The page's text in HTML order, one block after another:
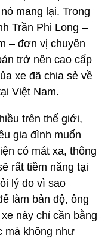
mang lại. Trong
Trần Phi Long –
– đơn vị chuyên
trở nên cao cấp
xe đã chia sẻ về
Việt Nam.
trên thế giới,
gia đình muốn
có mát xa, thông
rất tiềm năng tại
lý do vì sao
làm bản độ, ông
này chỉ cần bằng
mà không như